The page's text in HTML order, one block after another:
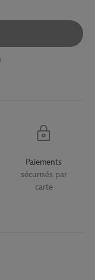
Paiements
sécurisés par
carte